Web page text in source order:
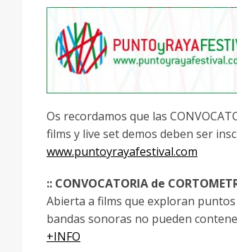
Os recordamos que las
films y live set demos deben ser
www.puntoyrayafestival.com
:: CONVOCATORIA de
Abierta a films que exploran
bandas sonoras no pueden
+INFO